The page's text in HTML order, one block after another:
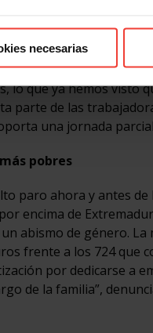
necesarias
parados no tengan
algo inconcebible en
“no solo sufren
lo que ya hemos
parte de las
una jornada
pobres
paro ahora y antes
encima de
abismo de género.
frente a los 724 que
por dedicarse a
de la familia”,